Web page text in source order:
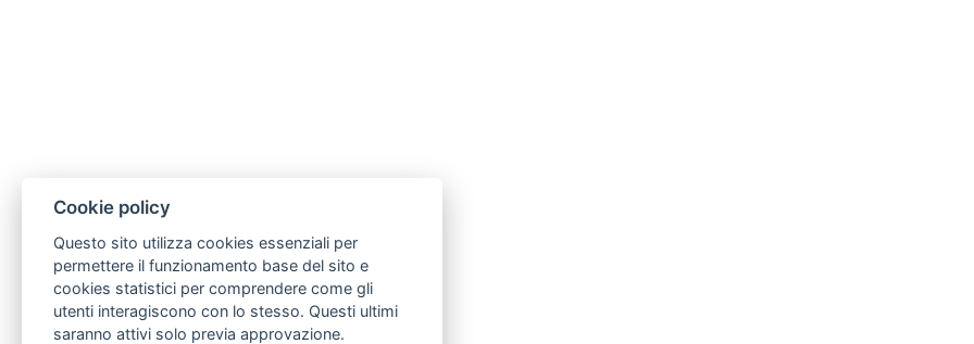
Cookie policy
Questo sito utilizza cookies essenziali per
permettere il funzionamento base del sito e
cookies statistici per comprendere come gli
utenti interagiscono con lo stesso. Questi ultimi
saranno attivi solo previa approvazione.